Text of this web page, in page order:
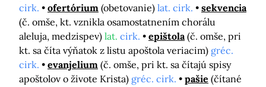
cirk.
ofertórium (obetovanie) lat. cirk.
sekvencia
(č. omše, kt. vznikla osamostatnením chorálu
aleluja, medzispev) lat. cirk. epištola (č. omše, pri
kt. sa číta výňatok z listu apoštola veriacim) gréc.
cirk.
evanjelium (č. omše, pri kt. sa čítajú spisy
apoštolov o živote Krista) gréc. cirk. pašie (čítané